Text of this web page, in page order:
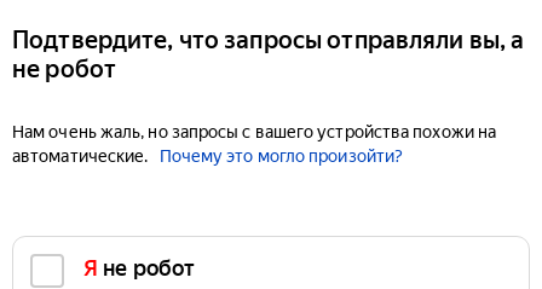
Подтвердите, что запросы отправляли вы, а
не робот
Нам очень жаль, но запросы с вашего устройства похожи на
автоматические.
Почему это могло произойти?
Я не робот